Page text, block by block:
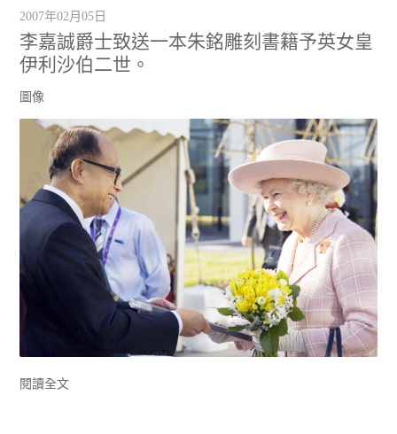
2007年02月05日
李嘉誠爵士致送一本朱銘雕刻書籍予英女皇
伊利沙伯二世。
圖像
閱讀全文